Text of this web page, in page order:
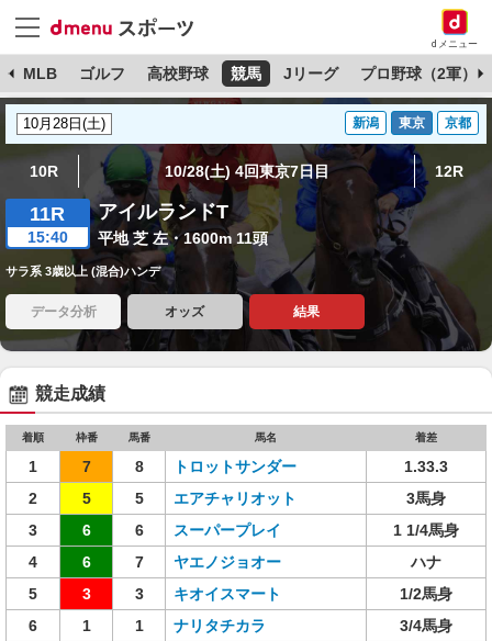
dメニュー
MLB ゴルフ 高校野球 競馬 Jリーグ プロ野球（2軍）
新潟 東京 京都
10R 10/28(土) 4回東京7日目 12R
11R
15:40
アイルランドT
平地 芝 左・1600m 11頭
サラ系 3歳以上 (混合)ハンデ
データ分析 オッズ 結果
競走成績
着順 枠番 馬番 馬名 着差
1 7 8 トロットサンダー
1.33.3
2
5 5 エアチャリオット
3馬身
3
6 6 スーパープレイ
1 1/4馬身
4
6 7 ヤエノジョオー
ハナ
5
3 3 キオイスマート
1/2馬身
6
1 1 ナリタチカラ
3/4馬身